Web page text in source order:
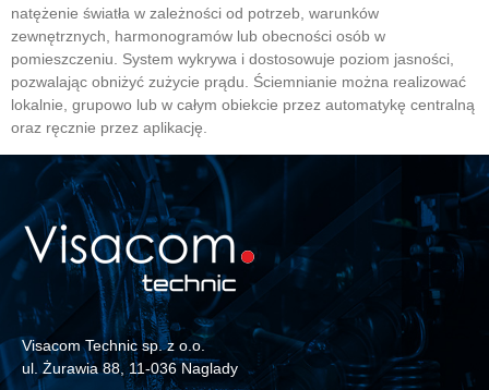
natężenie światła w zależności od potrzeb, warunków
zewnętrznych, harmonogramów lub obecności osób w
pomieszczeniu. System wykrywa i dostosowuje poziom jasności,
pozwalając obniżyć zużycie prądu. Ściemnianie można realizować
lokalnie, grupowo lub w całym obiekcie przez automatykę centralną
oraz ręcznie przez aplikację.
Visacom Technic sp. z o.o.
ul. Żurawia 88, 11-036 Naglady